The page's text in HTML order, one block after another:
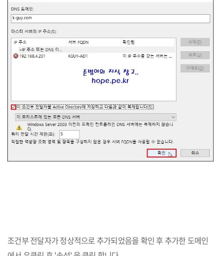
조건부 전달자가 정상적으로 추가되었음을 확인 후 추가한 도메인